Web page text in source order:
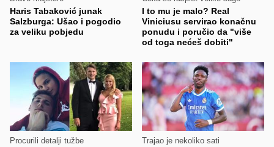
Haris Tabaković junak
Salzburga: Ušao i pogodio
za veliku pobjedu
I to mu je malo? Real
Viniciusu servirao konačnu
ponudu i poručio da "više
od toga nećeš dobiti"
Procurili detalji tužbe Trajao je nekoliko sati